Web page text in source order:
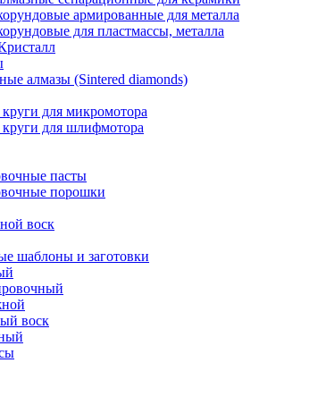
армированные для металла
для пластмассы, металла
алмазы (Sintered diamonds)
для микромотора
для шлифмотора
пасты
порошки
воск
шаблоны и заготовки
воск